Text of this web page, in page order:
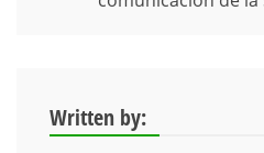
Written by: